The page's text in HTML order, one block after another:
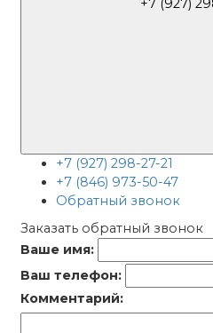
+7 (927) 298-27-21
+7 (846) 973-50-47
Обратный звонок
Заказать обратный звонок
Ваше имя:
Ваш телефон:
Комментарий: